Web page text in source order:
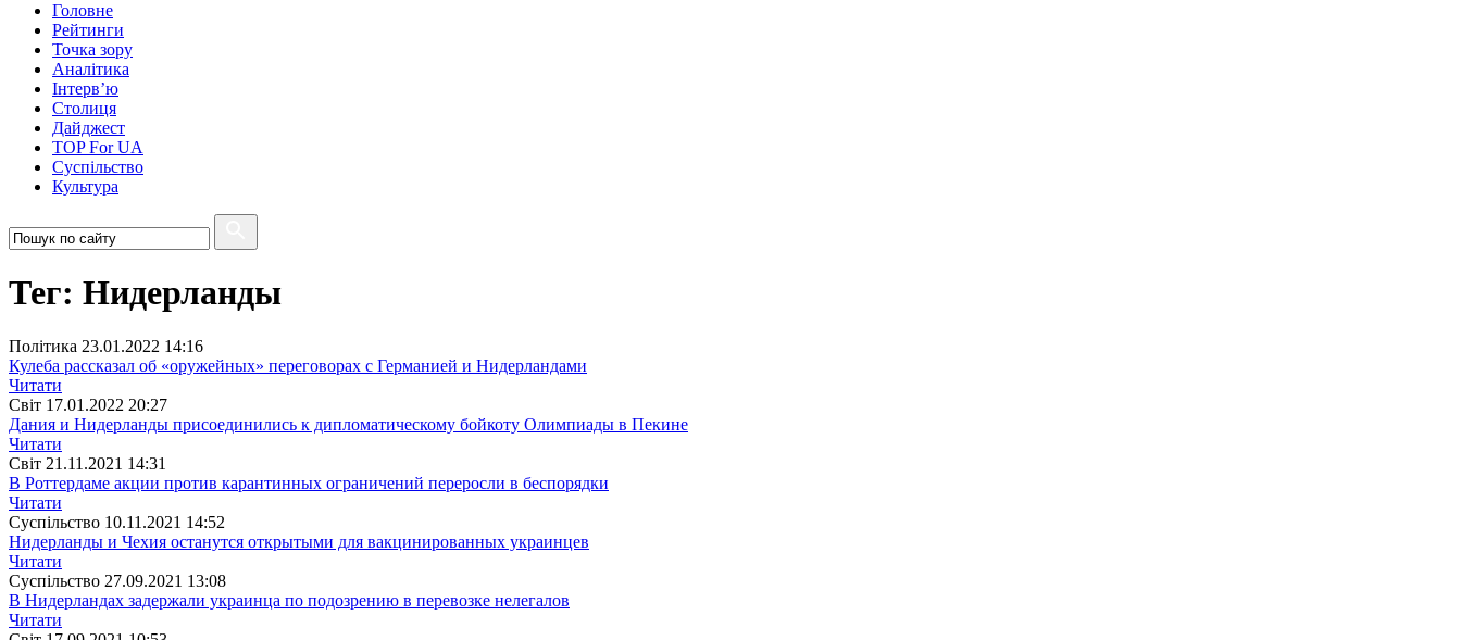
Головне
Рейтинги
Точка зору
Аналітика
Інтерв’ю
Столиця
Дайджест
TOP For UA
Суспiльство
Культура
Тег: Нидерланды
Полiтика 23.01.2022 14:16
Кулеба рассказал об «оружейных» переговорах с Германией и Нидерландами
Читати
Свiт 17.01.2022 20:27
Дания и Нидерланды присоединились к дипломатическому бойкоту Олимпиады в Пекине
Читати
Свiт 21.11.2021 14:31
В Роттердаме акции против карантинных ограничений переросли в беспорядки
Читати
Суспiльство 10.11.2021 14:52
Нидерланды и Чехия останутся открытыми для вакцинированных украинцев
Читати
Суспiльство 27.09.2021 13:08
В Нидерландах задержали украинца по подозрению в перевозке нелегалов
Читати